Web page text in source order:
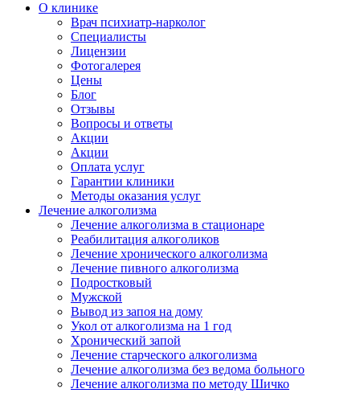
О клинике
Врач психиатр-нарколог
Специалисты
Лицензии
Фотогалерея
Цены
Блог
Отзывы
Вопросы и ответы
Акции
Акции
Оплата услуг
Гарантии клиники
Методы оказания услуг
Лечение алкоголизма
Лечение алкоголизма в стационаре
Реабилитация алкоголиков
Лечение хронического алкоголизма
Лечение пивного алкоголизма
Подростковый
Мужской
Вывод из запоя на дому
Укол от алкоголизма на 1 год
Хронический запой
Лечение старческого алкоголизма
Лечение алкоголизма без ведома больного
Лечение алкоголизма по методу Шичко